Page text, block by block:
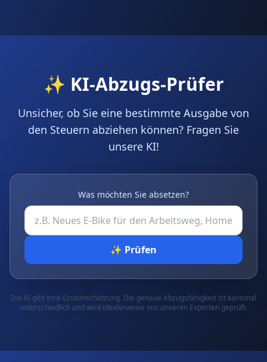
✨ KI-Abzugs-Prüfer
Unsicher, ob Sie eine bestimmte Ausgabe von
den Steuern abziehen können? Fragen Sie
unsere KI!
Was möchten Sie absetzen?
✨ Prüfen
Die KI gibt eine Ersteinschätzung. Die genaue Abzugsfähigkeit ist kantonal
unterschiedlich und wird idealerweise von unseren Experten geprüft.